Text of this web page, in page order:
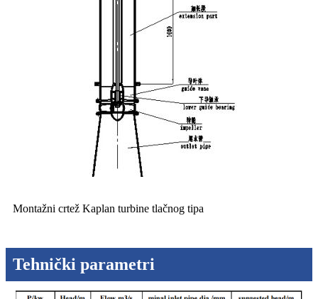
Montažni crtež Kaplan turbine tlačnog tipa
Tehnički parametri